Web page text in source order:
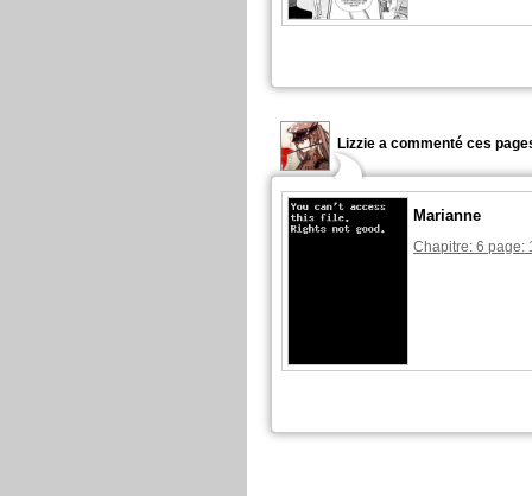
Lizzie a commenté ces
Marianne
Chapitre: 6 page: